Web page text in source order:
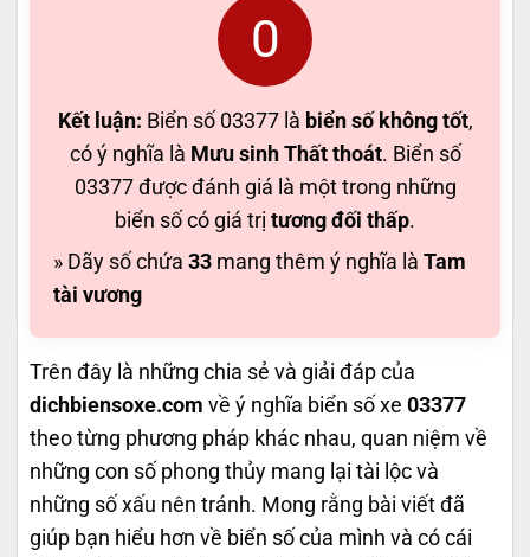
0
Kết luận: Biển số 03377 là biển số không tốt,
có ý nghĩa là Mưu sinh Thất thoát. Biển số
03377 được đánh giá là một trong những
biển số có giá trị tương đối thấp.
» Dãy số chứa 33 mang thêm ý nghĩa là Tam
tài vương
Trên đây là những chia sẻ và giải đáp của
dichbiensoxe.com về ý nghĩa biển số xe 03377
theo từng phương pháp khác nhau, quan niệm về
những con số phong thủy mang lại tài lộc và
những số xấu nên tránh. Mong rằng bài viết đã
giúp bạn hiểu hơn về biển số của mình và có cái